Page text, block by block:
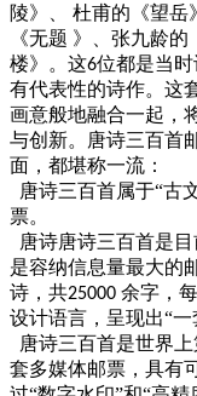
陵》、 杜甫的《望
《无题 》、张九龄
楼》。这6位都是当
有代表性的诗作。这
画意般地融合一起，
与创新。唐诗三百首
面，都堪称一流：
唐诗三百首属于“古
票。
唐诗唐诗三百首是
是容纳信息量最大的
诗，共25000 余字，
设计语言，呈现出“一
唐诗三百首是世界
套多媒体邮票，具有